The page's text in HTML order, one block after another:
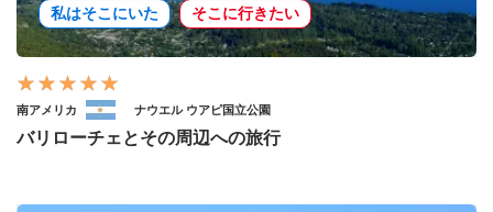
私はそこにいた そこに行きたい
南アメリカ ナウエル ウアピ国立公園
バリローチェとその周辺への旅行